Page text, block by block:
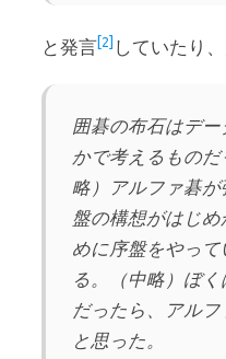
と発言[2] していたり
囲碁の布石はデ
かで考えるもの
略）アルファ碁
盤の構想がはじ
めに序盤をやっ
る。（中略）ぼ
だったら、アル
と思った。